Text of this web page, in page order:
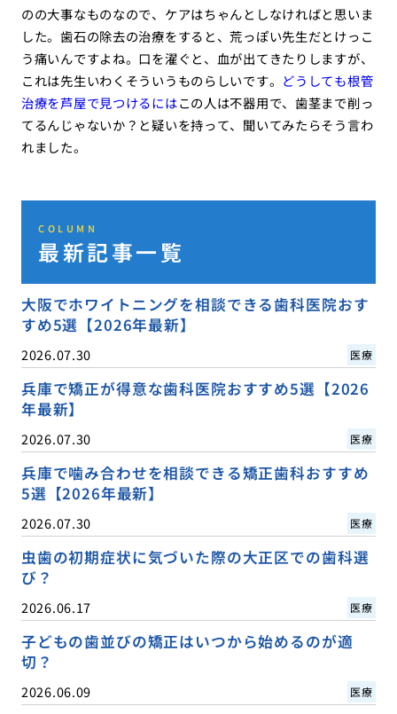
のの大事なものなので、ケアはちゃんとしなければと思いま
した。歯石の除去の治療をすると、荒っぽい先生だとけっこ
う痛いんですよね。口を濯ぐと、血が出てきたりしますが、
これは先生いわくそういうものらしいです。 どうしても根管
治療を芦屋で見つけるにはこの人は不器用で、歯茎まで削っ
てるんじゃないか？と疑いを持って、聞いてみたらそう言わ
れました。
COLUMN
最新記事一覧
大阪でホワイトニングを相談できる歯科医院おす
すめ5選【2026年最新】
2026.07.30 医療
兵庫で矯正が得意な歯科医院おすすめ5選【2026
年最新】
2026.07.30 医療
兵庫で噛み合わせを相談できる矯正歯科おすすめ
5選【2026年最新】
2026.07.30 医療
虫歯の初期症状に気づいた際の大正区での歯科選
び？
2026.06.17 医療
子どもの歯並びの矯正はいつから始めるのが適
切？
2026.06.09 医療